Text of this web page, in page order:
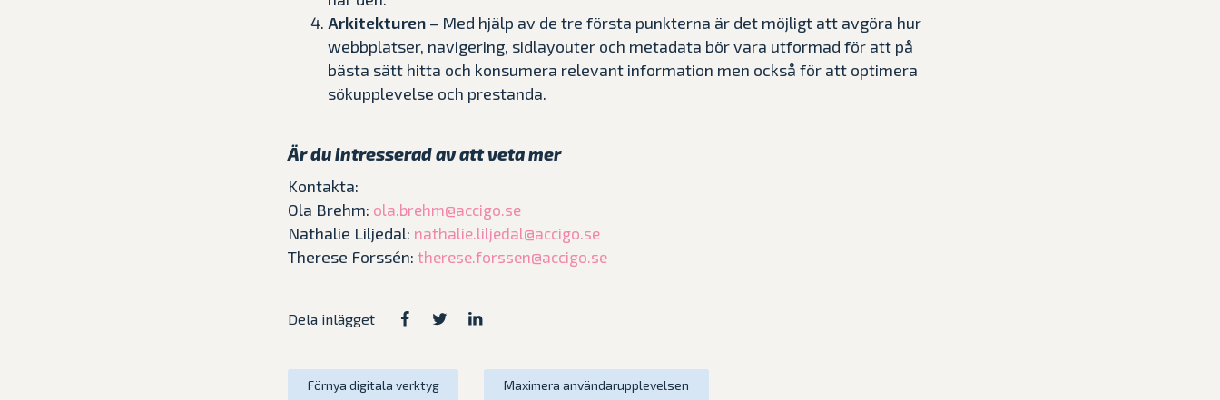
Arkitekturen– Med hjälp av de tre första punkterna är det möjligt att avgöra hur
webbplatser, navigering, sidlayouter och metadata bör vara utformad för att på
bästa sätt hitta och konsumera relevant information men också för att optimera
sökupplevelse och prestanda.
Är du intresserad av att veta mer
Kontakta:
Ola Brehm: ola.brehm@accigo.se
Nathalie Liljedal: nathalie.liljedal@accigo.se
Therese Forssén: therese.forssen@accigo.se
Dela inlägget
Förnya digitala verktyg Maximera användarupplevelsen